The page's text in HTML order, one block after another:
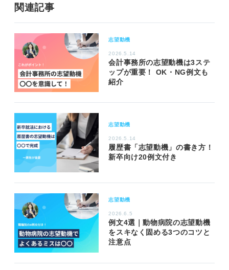
関連記事
志望動機
2026.5.14
会計事務所の志望動機は3ステ
ップが重要！ OK・NG例文も
紹介
志望動機
2026.5.14
履歴書「志望動機」の書き方！
新卒向け20例文付き
志望動機
2026.6.5
例文4選｜動物病院の志望動機
をスキなく固める3つのコツと
注意点